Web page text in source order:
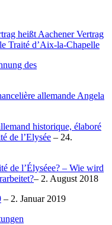
heißt Aachener Vertrag
Traité d’Aix-la-Chapelle
des
allemande Angela
historique, élaboré
de l’Elysée – 24.
de l’Élyséee? – Wie wird
– 2. August 2018
– 2. Januar 2019